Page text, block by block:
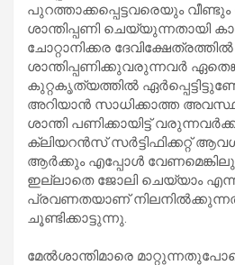
പുറത്താക്കപ്പെട്ടവരെയും
ശാന്തിപ്പണി ചെയ്യുന്നതായി
ചോറ്റാനിക്കര ദേവിക്ഷേത്രത്തില്‍
ശാന്തിപ്പണിക്കുവരുന്നവര്‍
കുറ്റകൃത്യത്തില്‍
അറിയാന്‍ സാധിക്കാത്ത
ശാന്തി പണിക്കായിട്ട്
ക്ലിയറന്‍സ് സര്‍ട്ടിഫിക്കറ്റ്
ആര്‍ക്കും എപ്പോള്‍
ഇല്ലാതെ ജോലി ചെയ്യാം
പ്രവണതയാണ് നിലനില്‍ക്കുന്നത്
ചൂണ്ടിക്കാട്ടുന്നു.
മേല്‍ശാന്തിമാരെ